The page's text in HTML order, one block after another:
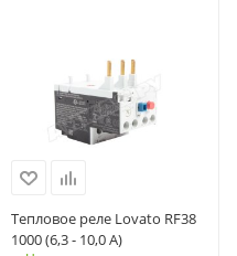
Тепловое реле Lovato RF38
1000 (6,3 - 10,0 A)